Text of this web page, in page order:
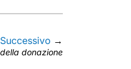
Successivo →
donazione